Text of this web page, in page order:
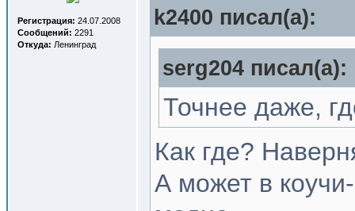
Регистрация: 24.07.2008
Сообщений: 2291
Откуда: Ленинград
k2400 писал(a):
serg204 писал(a):
Точнее даже,
Как где?
А может в